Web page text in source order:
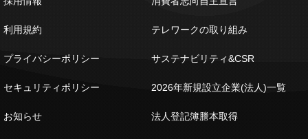
利用規約
プライバシーポリシー
セキュリティポリシー
お知らせ
テレワークの取り組み
サステナビリティ&CSR
2026年新規設立企業(法人)一覧
法人登記簿謄本取得